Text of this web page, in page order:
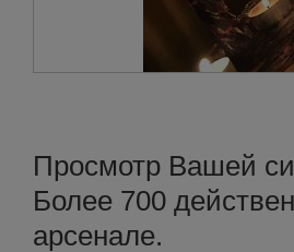
Просмотр Вашей
Более 700
арсенале.